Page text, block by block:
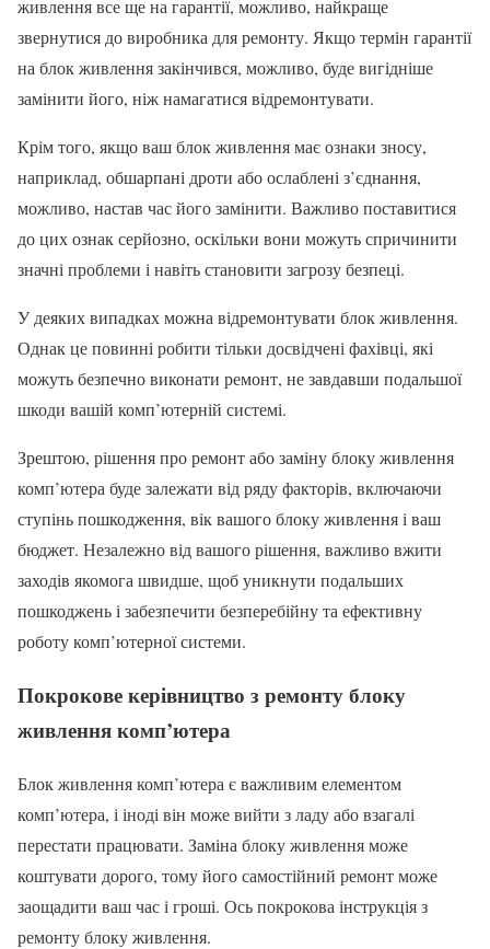
живлення все ще на гарантії, можливо, найкраще
звернутися до виробника для ремонту. Якщо термін гарантії
на блок живлення закінчився, можливо, буде вигідніше
замінити його, ніж намагатися відремонтувати.
Крім того, якщо ваш блок живлення має ознаки зносу,
наприклад, обшарпані дроти або ослаблені з’єднання,
можливо, настав час його замінити. Важливо поставитися
до цих ознак серйозно, оскільки вони можуть спричинити
значні проблеми і навіть становити загрозу безпеці.
У деяких випадках можна відремонтувати блок живлення.
Однак це повинні робити тільки досвідчені фахівці, які
можуть безпечно виконати ремонт, не завдавши подальшої
шкоди вашій комп’ютерній системі.
Зрештою, рішення про ремонт або заміну блоку живлення
комп’ютера буде залежати від ряду факторів, включаючи
ступінь пошкодження, вік вашого блоку живлення і ваш
бюджет. Незалежно від вашого рішення, важливо вжити
заходів якомога швидше, щоб уникнути подальших
пошкоджень і забезпечити безперебійну та ефективну
роботу комп’ютерної системи.
Покрокове керівництво з ремонту блоку
живлення комп’ютера
Блок живлення комп’ютера є важливим елементом
комп’ютера, і іноді він може вийти з ладу або взагалі
перестати працювати. Заміна блоку живлення може
коштувати дорого, тому його самостійний ремонт може
заощадити ваш час і гроші. Ось покрокова інструкція з
ремонту блоку живлення.